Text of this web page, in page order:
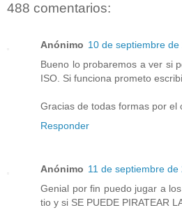
488 comentarios:
Anónimo 10 de septiembre
Bueno lo probaremos a ver si
ISO. Si funciona prometo
Gracias de todas formas por el
Responder
Anónimo 11 de septiembre
Genial por fin puedo jugar a
tio y si SE PUEDE PIRATEAR